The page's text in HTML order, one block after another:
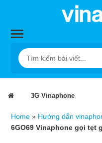
3G Vinaphone
Home » Hướng dẫn
6GO69 Vinaphone gọi tẹt